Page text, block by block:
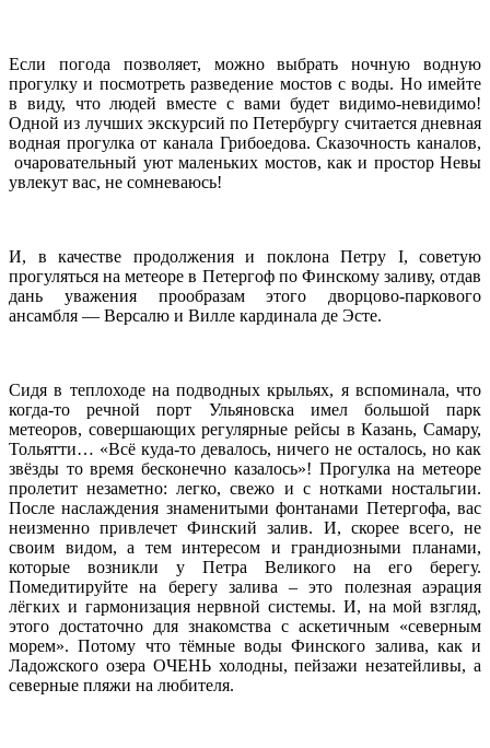
Если погода позволяет, можно выбрать ночную водную
прогулку и посмотреть разведение мостов с воды. Но имейте
в виду, что людей вместе с вами будет видимо-невидимо!
Одной из лучших экскурсий по Петербургу считается дневная
водная прогулка от канала Грибоедова. Сказочность каналов,
очаровательный уют маленьких мостов, как и простор Невы
увлекут вас, не сомневаюсь!
И, в качестве продолжения и поклона Петру I, советую
прогуляться на метеоре в Петергоф по Финскому заливу, отдав
дань уважения прообразам этого дворцово-паркового
ансамбля — Версалю и Вилле кардинала де Эсте.
Сидя в теплоходе на подводных крыльях, я вспоминала, что
когда-то речной порт Ульяновска имел большой парк
метеоров, совершающих регулярные рейсы в Казань, Самару,
Тольятти… «Всё куда-то девалось, ничего не осталось, но как
звёзды то время бесконечно казалось»! Прогулка на метеоре
пролетит незаметно: легко, свежо и с нотками ностальгии.
После наслаждения знаменитыми фонтанами Петергофа, вас
неизменно привлечет Финский залив. И, скорее всего, не
своим видом, а тем интересом и грандиозными планами,
которые возникли у Петра Великого на его берегу.
Помедитируйте на берегу залива – это полезная аэрация
лёгких и гармонизация нервной системы. И, на мой взгляд,
этого достаточно для знакомства с аскетичным «северным
морем». Потому что тёмные воды Финского залива, как и
Ладожского озера ОЧЕНЬ холодны, пейзажи незатейливы, а
северные пляжи на любителя.